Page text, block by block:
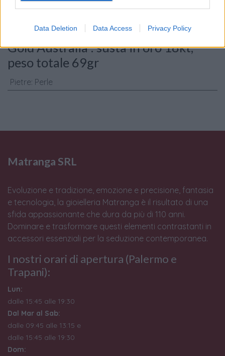
Data Deletion Data Access Privacy Policy
Invia
Caratteristiche: Collana con perle
Gold Australia : susta in oro 18kt,
peso totale 69gr
Pietre: Perle
Matranga SRL
Evoluzione e tradizione, emozione e precisione, fantasia
e tecnologia, la gioielleria Matranga è il risultato di una
sfida appassionante che dura da più di 110 anni.
Dominare e trasformare questi elementi contrastanti in
accessori essenziali per la seduzione contemporanea.
I nostri orari di apertura (Palermo e
Trapani):
Lun:
dalle 15:45 alle 19:30
Dal Mar al Sab:
dalle 09:45 alle 13:15 e
dalle 15:45 alle 19:30
Dom: